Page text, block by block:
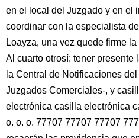
en el local del Juzgado y en el
coordinar con la especialista
Loayza, una vez quede firme
Al cuarto otrosí: tener
la Central de Notificaciones
Juzgados Comerciales-, y
electrónica casilla electrónica
o. o. o. 77707 77707 77707